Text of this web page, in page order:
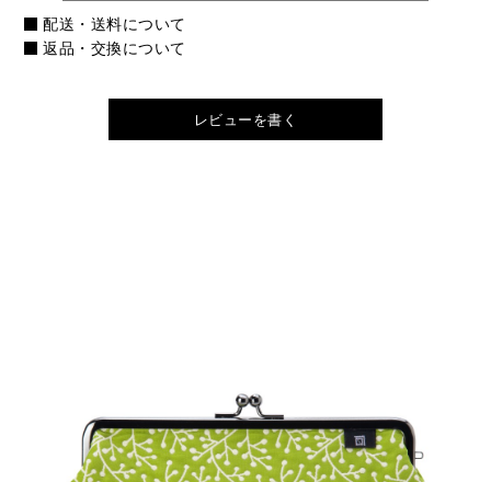
配送・送料について
返品・交換について
レビューを書く